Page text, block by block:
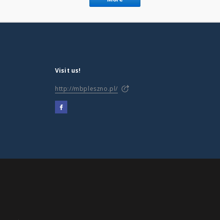
Visit us!
http://mbpleszno.pl/